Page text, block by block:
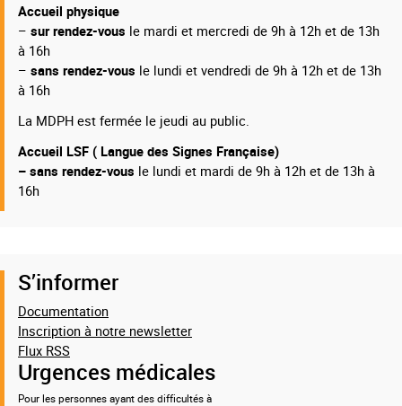
Accueil physique
– sur rendez-vous le mardi et mercredi de 9h à 12h et de 13h
à 16h
– sans rendez-vous le lundi et vendredi de 9h à 12h et de 13h
à 16h
La MDPH est fermée le jeudi au public.
Accueil LSF ( Langue des Signes Française)
– sans rendez-vous le lundi et mardi de 9h à 12h et de 13h à
16h
S’informer
Documentation
Inscription à notre newsletter
Flux RSS
Urgences médicales
Pour les personnes ayant des difficultés à